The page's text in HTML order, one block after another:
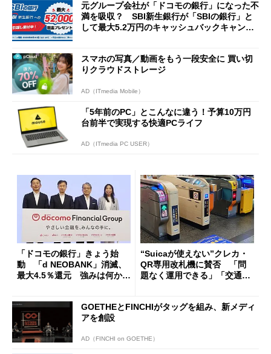
元グループ会社が「ドコモの銀行」になった不
満を吸収？ SBI新生銀行が「SBIの銀行」と
して最大5.2万円のキャッシュバックキャンペ
スマホの写真／動画をもう一段安全に 買い切
りクラウドストレージ
AD（ITmedia Mobile）
「5年前のPC」とこんなに違う！予算10万円
台前半で実現する快適PCライフ
AD（ITmedia PC USER）
「ドコモの銀行」きょう始
動 「d NEOBANK」消滅、
最大4.5％還元 強みは何か解
“Suicaが使えない”クレカ・
QR専用改札機に賛否 「問
題なく運用できる」「交通系I
GOETHEとFINCHIがタッグを組み、新メディ
アを創設
AD（FINCHI on GOETHE）